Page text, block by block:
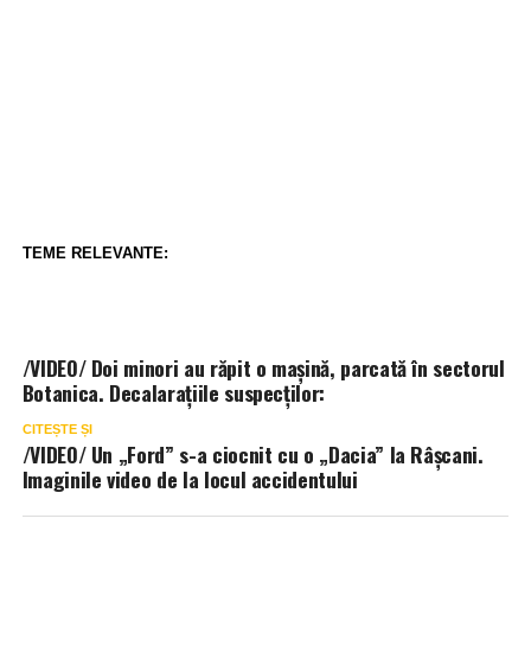
TEME RELEVANTE:
/VIDEO/ Doi minori au răpit o mașină, parcată în sectorul
Botanica. Decalarațiile suspecților:
CITEȘTE ȘI
/VIDEO/ Un „Ford” s-a ciocnit cu o „Dacia” la Râșcani.
Imaginile video de la locul accidentului